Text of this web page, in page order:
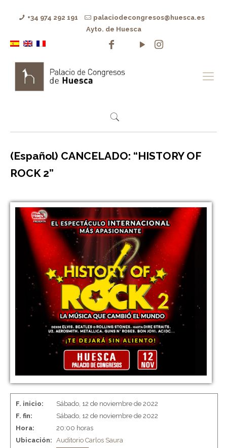
+34 974 292 191
palaciodecongresos@huesca.es
Ayto. de Huesca
(Español) CANCELADO: “HISTORY OF
ROCK 2”
F. inicio:
Sábado, 12 de noviembre de 2022
F. fin:
Sábado, 12 de noviembre de 2022
Hora:
20:00 horas
Ubicación: Auditorio Carlos Saura